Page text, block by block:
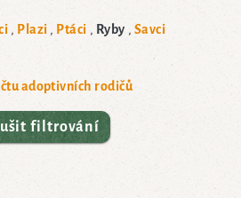
Plazi Ptáci Ryby Savci
adoptivních rodičů
filtrování